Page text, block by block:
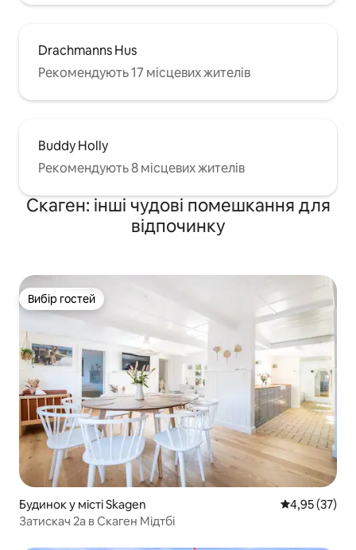
Drachmanns Hus
Рекомендують 17 місцевих жителів
Buddy Holly
Рекомендують 8 місцевих жителів
Скаген: інші чудові помешкання для
відпочинку
Вибір гостей
Вибір гостей
Будинок у місті Skagen Середня
4,95 (37)
Затискач 2а в Скаген Мідтбі